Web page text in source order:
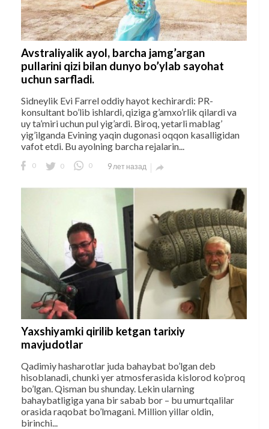
Avstraliyalik ayol, barcha jamg’argan
pullarini qizi bilan dunyo bo’ylab sayohat
uchun sarfladi.
Sidneylik Evi Farrel oddiy hayot kechirardi: PR-
konsultant bo’lib ishlardi, qiziga g’amxo’rlik qilardi va
uy ta’miri uchun pul yig’ardi. Biroq, yetarli mablag’
yig’ilganda Evining yaqin dugonasi oqqon kasalligidan
vafot etdi. Bu ayolning barcha rejalarin...
0 0 0 9 лет назад 
Yaxshiyamki qirilib ketgan tarixiy
mavjudotlar
Qadimiy hasharotlar juda bahaybat bo’lgan deb
hisoblanadi, chunki yer atmosferasida kislorod ko’proq
bo’lgan. Qisman bu shunday. Lekin ularning
bahaybatligiga yana bir sabab bor – bu umurtqalilar
orasida raqobat bo’lmagani. Million yillar oldin,
birinchi...